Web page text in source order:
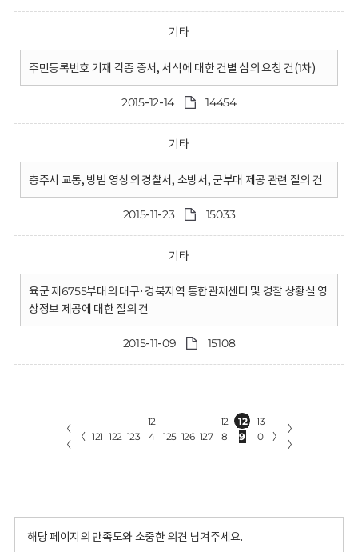
기타
주민등록번호 기재 각종 증서, 서식에 대한 건별 심의 요청 건(1차)
2015-12-14 14454
기타
충주시 교통, 방범 영상의 경찰서, 소방서, 군부대 제공 관련 질의 건
2015-11-23 15033
기타
육군 제6755부대의 대구·경북지역 통합관제센터 및 경찰 상황실 영
상정보 제공에 대한 질의 건
2015-11-09 15108
〈
〈
〈 121 122 123
12
4
125 126 127
12
8
12
9
13
0
〉
〉
〉
해당 페이지의 만족도와 소중한 의견 남겨주세요.